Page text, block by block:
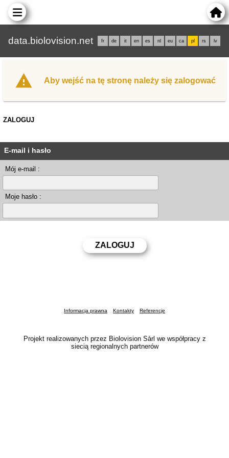
data.biolovision.net fr de it en es nl eu ca pl rs lv
Aby wejść na tę stronę należy się zalogować
ZALOGUJ
E-mail i hasło
Mój e-mail :
Moje hasło :
Informacja prawna Kontakty Referencje
Projekt realizowanych przez Biolovision Sàrl we współpracy z
siecią regionalnych partnerów